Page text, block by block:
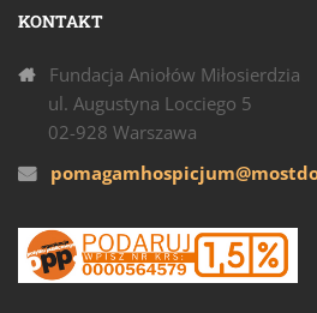
KONTAKT
Fundacja Aniołów Miłosierdzia
ul. Augustyna Locciego 5
02-928 Warszawa